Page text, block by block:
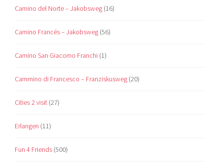
Camino del Norte – Jakobsweg (16)
Camino Francés – Jakobsweg (56)
Camino San Giacomo Franchi (1)
Cammino di Francesco – Franziskusweg (20)
Cities 2 visit (27)
Erlangen (11)
Fun 4 Friends (500)